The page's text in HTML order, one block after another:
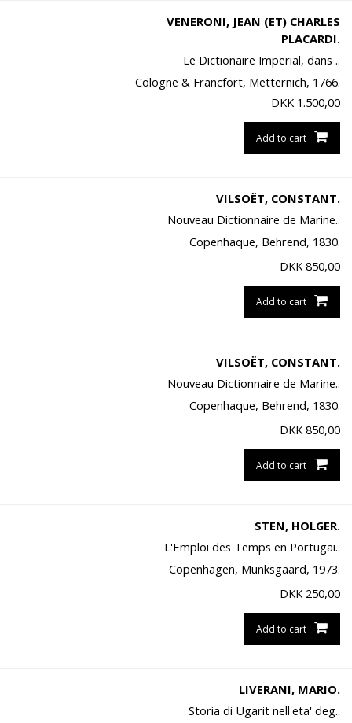
VENERONI, JEAN (ET) CHARLES
PLACARDI.
Le Dictionaire Imperial, dans ..
Cologne & Francfort, Metternich, 1766.
DKK 1.500,00
Add to cart
VILSOËT, CONSTANT.
Nouveau Dictionnaire de Marine..
Copenhaque, Behrend, 1830.
DKK 850,00
Add to cart
VILSOËT, CONSTANT.
Nouveau Dictionnaire de Marine..
Copenhaque, Behrend, 1830.
DKK 850,00
Add to cart
STEN, HOLGER.
L'Emploi des Temps en Portugai..
Copenhagen, Munksgaard, 1973.
DKK 250,00
Add to cart
LIVERANI, MARIO.
Storia di Ugarit nell'eta' deg..